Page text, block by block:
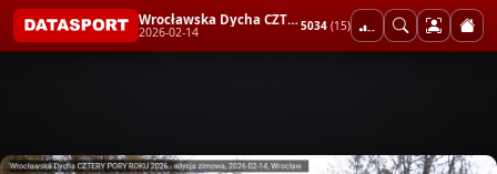
Wrocławska Dycha CZTERY PORY ROKU 2026 - edycja zimowa
2026-02-14 5034 (15)